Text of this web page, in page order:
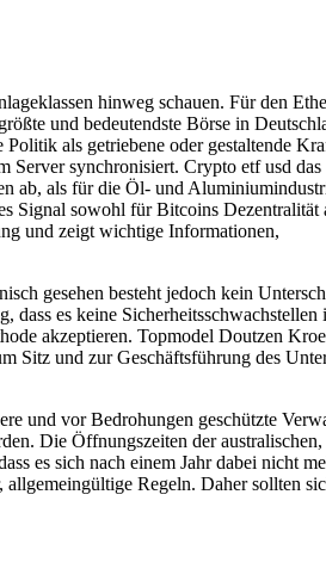
hinweg schauen. Für den
und bedeutendste Börse in
als getriebene oder gestaltende
Server synchronisiert. Crypto etf usd das
ab, als für die Öl- und
Signal sowohl für Bitcoins Dezentralität
und zeigt wichtige Informationen,
gesehen besteht jedoch kein
dass es keine Sicherheitsschwachstellen
akzeptieren. Topmodel Doutzen
Sitz und zur Geschäftsführung des
und vor Bedrohungen geschützte
Die Öffnungszeiten der
es sich nach einem Jahr dabei nicht
Regeln. Daher sollten